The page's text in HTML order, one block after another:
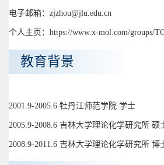
电子邮箱：zjzhou@jlu.edu.cn
个人主页：https://www.x-mol.com/groups/
教育背景
2001.9-2005.6 牡丹江师范学院 学士
2005.9-2008.6 吉林大学理论化学研究所 硕
2008.9-2011.6 吉林大学理论化学研究所 博